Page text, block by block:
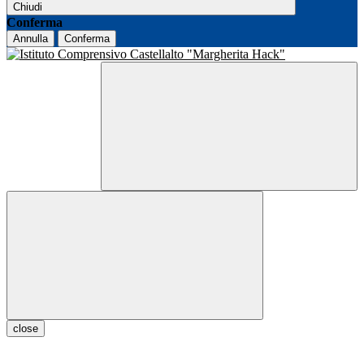
Chiudi
Conferma
Annulla Conferma
close